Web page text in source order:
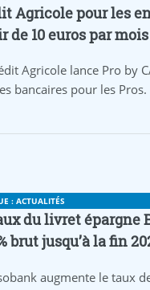
Agricole pour les
de 10 euros par mois
Agricole lance Pro by
bancaires pour les Pros.
: ACTUALITÉS
du livret épargne
brut jusqu’à la fin
augmente le taux